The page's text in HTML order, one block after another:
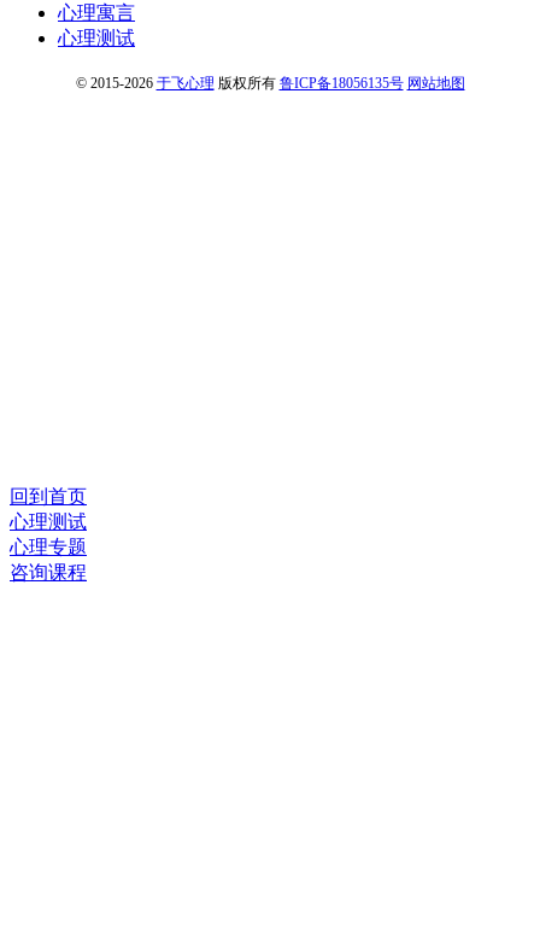
心理寓言
心理测试
© 2015-2026 于飞心理 版权所有 鲁ICP备18056135号 网站地图
回到首页
心理测试
心理专题
咨询课程